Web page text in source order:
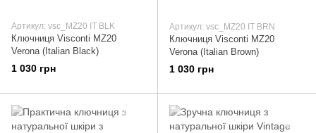
Артикул: vsc_MZ20 IT BLK
Ключниця Visconti MZ20
Verona (Italian Black)
1 030 грн
Артикул: vsc_MZ20 IT BRN
Ключниця Visconti MZ20
Verona (Italian Brown)
1 030 грн